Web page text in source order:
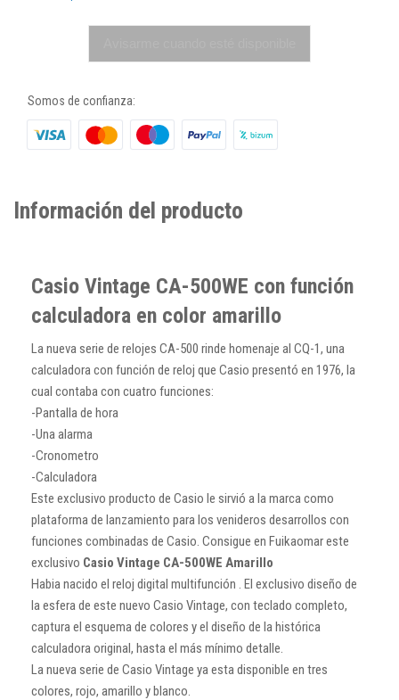
Somos de confianza:
Información del producto
Casio Vintage CA-500WE con función
calculadora en color amarillo
La nueva serie de relojes CA-500 rinde homenaje al CQ-1, una
calculadora con función de reloj que Casio presentó en 1976, la
cual contaba con cuatro funciones:
-Pantalla de hora
-Una alarma
-Cronometro
-Calculadora
Este exclusivo producto de Casio le sirvió a la marca como
plataforma de lanzamiento para los venideros desarrollos con
funciones combinadas de Casio. Consigue en Fuikaomar este
exclusivo Casio Vintage CA-500WE Amarillo
Habia nacido el reloj digital multifunción . El exclusivo diseño de
la esfera de este nuevo Casio Vintage, con teclado completo,
captura el esquema de colores y el diseño de la histórica
calculadora original, hasta el más mínimo detalle.
La nueva serie de Casio Vintage ya esta disponible en tres
colores, rojo, amarillo y blanco.